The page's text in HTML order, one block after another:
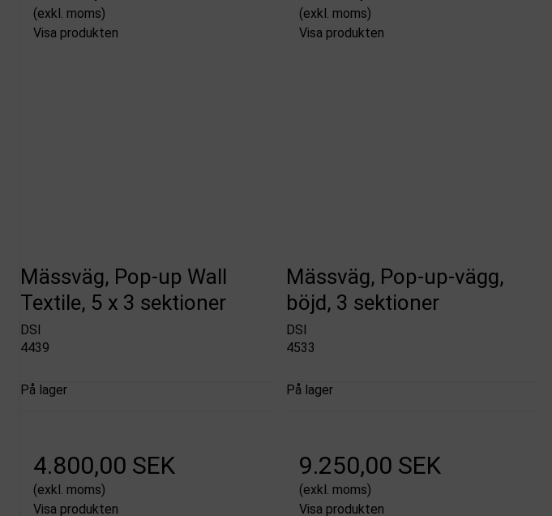
(exkl. moms)
Visa produkten
(exkl. moms)
Visa produkten
Mässväg, Pop-up Wall
Textile, 5 x 3 sektioner
DSI
4439
På lager
4.800,00 SEK
(exkl. moms)
Visa produkten
Mässväg, Pop-up-vägg,
böjd, 3 sektioner
DSI
4533
På lager
9.250,00 SEK
(exkl. moms)
Visa produkten